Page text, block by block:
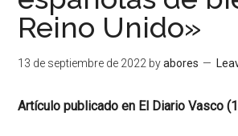
Reino Unido»
13 de septiembre de 2022 byabores
Artículo publicado en El Diario Vasco